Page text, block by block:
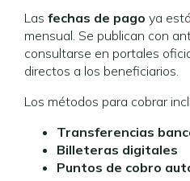
Las fechas de pago ya
mensual. Se publican con
consultarse en portales
directos a los beneficiarios.
Los métodos para cobrar
Transferencias
Billeteras digitales
Puntos de cobro